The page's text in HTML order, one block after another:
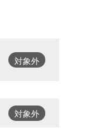
対象外
対象外